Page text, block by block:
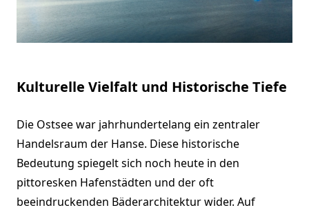
Kulturelle Vielfalt und Historische Tiefe
Die Ostsee war jahrhundertelang ein zentraler
Handelsraum der Hanse. Diese historische
Bedeutung spiegelt sich noch heute in den
pittoresken Hafenstädten und der oft
beeindruckenden Bäderarchitektur wider. Auf